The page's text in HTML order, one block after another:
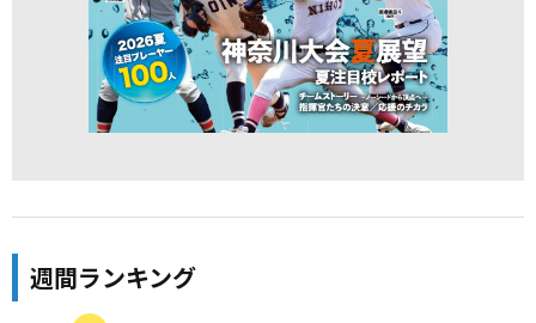
週間ランキング